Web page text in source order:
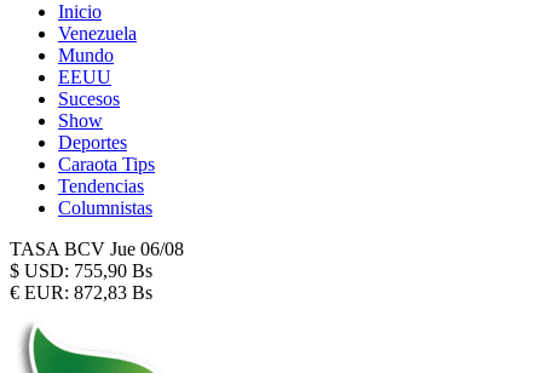
Inicio
Venezuela
Mundo
EEUU
Sucesos
Show
Deportes
Caraota Tips
Tendencias
Columnistas
TASA BCV Jue 06/08
$ USD: 755,90 Bs
€ EUR: 872,83 Bs